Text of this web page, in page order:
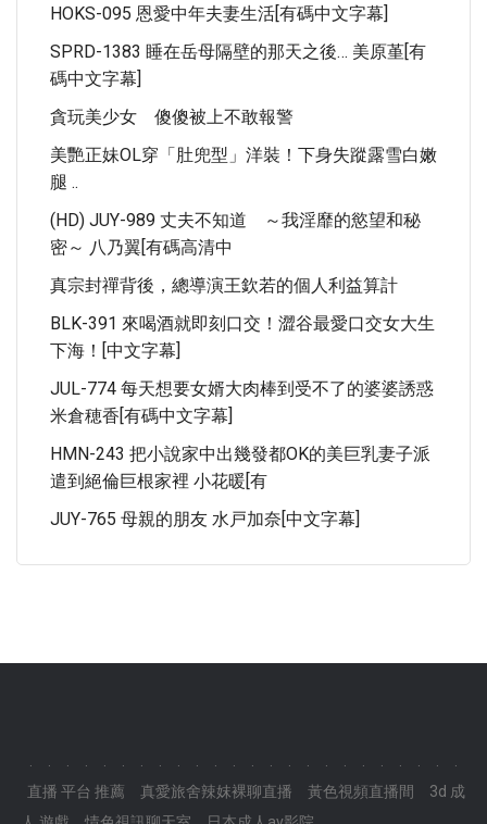
HOKS-095 恩愛中年夫妻生活[有碼中文字幕]
SPRD-1383 睡在岳母隔壁的那天之後… 美原堇[有
碼中文字幕]
貪玩美少女 傻傻被上不敢報警
美艷正妹OL穿「肚兜型」洋裝！下身失蹤露雪白嫩
腿 ..
(HD) JUY-989 丈夫不知道 ～我淫靡的慾望和秘
密～ 八乃翼[有碼高清中
真宗封禪背後，總導演王欽若的個人利益算計
BLK-391 來喝酒就即刻口交！澀谷最愛口交女大生
下海！[中文字幕]
JUL-774 每天想要女婿大肉棒到受不了的婆婆誘惑
米倉穂香[有碼中文字幕]
HMN-243 把小說家中出幾發都OK的美巨乳妻子派
遣到絕倫巨根家裡 小花暖[有
JUY-765 母親的朋友 水戸加奈[中文字幕]
直播 平台 推薦
真愛旅舍辣妺裸聊直播 黃色視頻直播間
3d 成